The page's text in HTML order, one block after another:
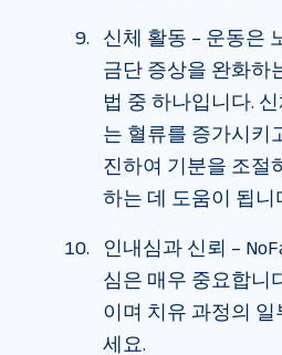
신체 활동 – 운동은
금단 증상을 완화하
법 중 하나입니다.
는 혈류를 증가시키
진하여 기분을 조절
하는 데 도움이 됩니
인내심과 신뢰 –
심은 매우 중요합니
이며 치유 과정의
세요.